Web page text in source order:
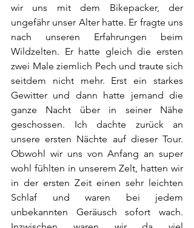
wir uns mit dem Bikepacker, der
ungefähr unser Alter hatte. Er fragte uns
nach unseren Erfahrungen beim
Wildzelten. Er hatte gleich die ersten
zwei Male ziemlich Pech und traute sich
seitdem nicht mehr. Erst ein starkes
Gewitter und dann hatte jemand die
ganze Nacht über in seiner Nähe
geschossen. Ich dachte zurück an
unsere ersten Nächte auf dieser Tour.
Obwohl wir uns von Anfang an super
wohl fühlten in unserem Zelt, hatten wir
in der ersten Zeit einen sehr leichten
Schlaf und waren bei jedem
unbekannten Geräusch sofort wach.